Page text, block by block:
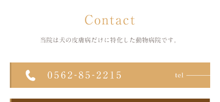
Contact
当院は犬の皮膚病だけに特化した 動物病院です。